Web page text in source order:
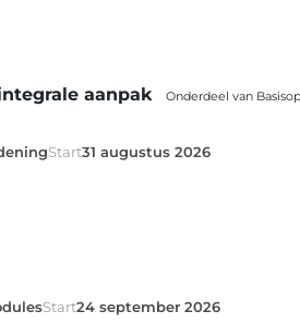
aanpak Onderdeel van
Start31 augustus 2026
Start24 september 2026